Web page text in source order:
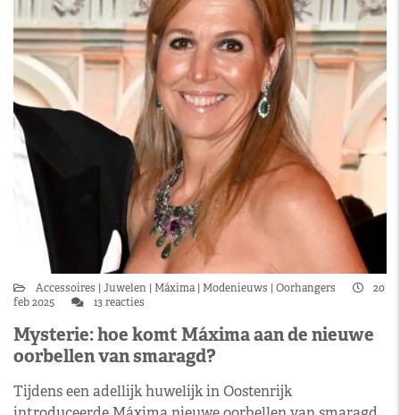
Accessoires Juwelen Máxima Modenieuws Oorhangers
20
feb 2025
13 reacties
Mysterie: hoe komt Máxima aan de nieuwe
oorbellen van smaragd?
Tijdens een adellijk huwelijk in Oostenrijk